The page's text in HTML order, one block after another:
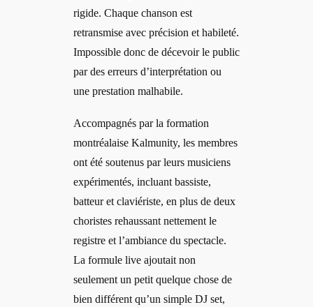
rigide. Chaque chanson est
retransmise avec précision et habileté.
Impossible donc de décevoir le public
par des erreurs d’interprétation ou
une prestation malhabile.
Accompagnés par la formation
montréalaise Kalmunity, les membres
ont été soutenus par leurs musiciens
expérimentés, incluant bassiste,
batteur et claviériste, en plus de deux
choristes rehaussant nettement le
registre et l’ambiance du spectacle.
La formule live ajoutait non
seulement un petit quelque chose de
bien différent qu’un simple DJ set,